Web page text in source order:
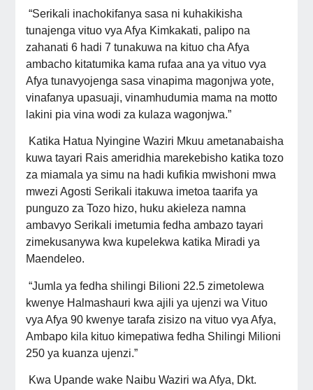
“Serikali inachokifanya sasa ni kuhakikisha
tunajenga vituo vya Afya Kimkakati, palipo na
zahanati 6 hadi 7 tunakuwa na kituo cha Afya
ambacho kitatumika kama rufaa ana ya vituo vya
Afya tunavyojenga sasa vinapima magonjwa yote,
vinafanya upasuaji, vinamhudumia mama na motto
lakini pia vina wodi za kulaza wagonjwa.”
Katika Hatua Nyingine Waziri Mkuu ametanabaisha
kuwa tayari Rais ameridhia marekebisho katika tozo
za miamala ya simu na hadi kufikia mwishoni mwa
mwezi Agosti Serikali itakuwa imetoa taarifa ya
punguzo za Tozo hizo, huku akieleza namna
ambavyo Serikali imetumia fedha ambazo tayari
zimekusanywa kwa kupelekwa katika Miradi ya
Maendeleo.
“Jumla ya fedha shilingi Bilioni 22.5 zimetolewa
kwenye Halmashauri kwa ajili ya ujenzi wa Vituo
vya Afya 90 kwenye tarafa zisizo na vituo vya Afya,
Ambapo kila kituo kimepatiwa fedha Shilingi Milioni
250 ya kuanza ujenzi.”
Kwa Upande wake Naibu Waziri wa Afya, Dkt.